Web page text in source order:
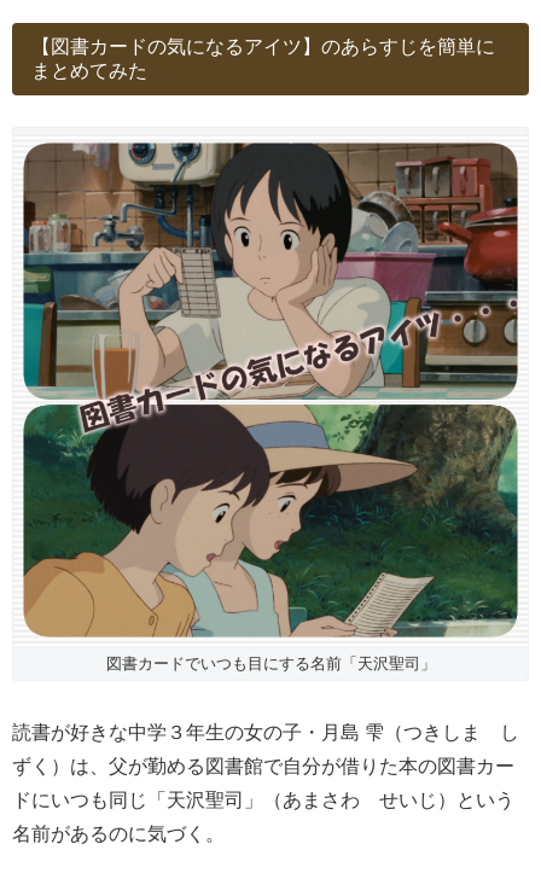
【図書カードの気になるアイツ】のあらすじを簡単に
まとめてみた
図書カードでいつも目にする名前「天沢聖司」
読書が好きな中学３年生の女の子・月島 雫（つきしま し
ずく）は、父が勤める図書館で自分が借りた本の図書カー
ドにいつも同じ「天沢聖司」（あまさわ せいじ）という
名前があるのに気づく。